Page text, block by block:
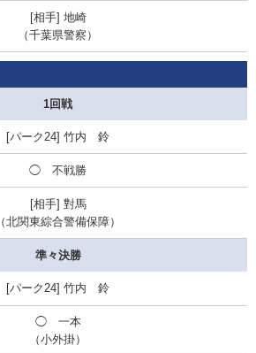
地崎
（千葉県警察）
1回戦
竹内 鈴
◯ 不戦勝
對馬
（北関東綜合警備保障）
準々決勝
竹内 鈴
◯ 一本
（小外掛）